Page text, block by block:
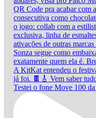
Testei o fone Move 100